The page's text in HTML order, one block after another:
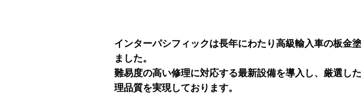
インターパシフィックは長年にわたり高級輸入車の板金
ました。
難易度の高い修理に対応する最新設備を導入し、厳選し
理品質を実現しております。